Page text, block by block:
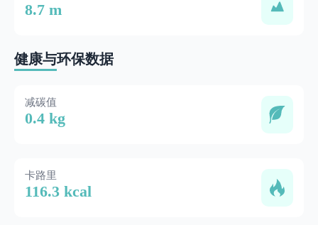
8.7 m
健康与环保数据
减碳值
0.4 kg
卡路里
116.3 kcal